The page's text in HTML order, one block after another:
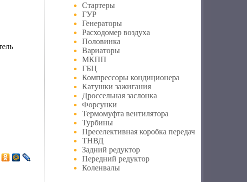
Стартеры
ГУР
Генераторы
Расходомер воздуха
Половинка
Вариаторы
МКПП
ГБЦ
Компрессоры кондиционера
Катушки зажигания
Дроссельная заслонка
Форсунки
Термомуфта вентилятора
Турбины
Преселективная коробка передач
ТНВД
Задний редуктор
Передний редуктор
Коленвалы